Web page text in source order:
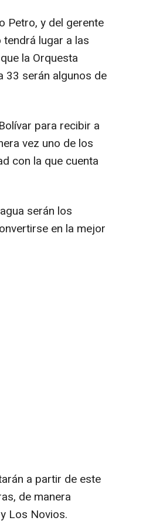
Petro, y del gerente
lugar a las
la Orquesta
33 serán algunos de
para recibir a
vez uno de los
con la que cuenta
serán los
en la mejor
a partir de este
de manera
Los Novios.